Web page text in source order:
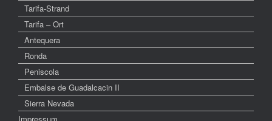
Tarifa-Strand
Tarifa – Ort
Antequera
Ronda
Peniscola
Embalse de Guadalcacin II
Sierra Nevada